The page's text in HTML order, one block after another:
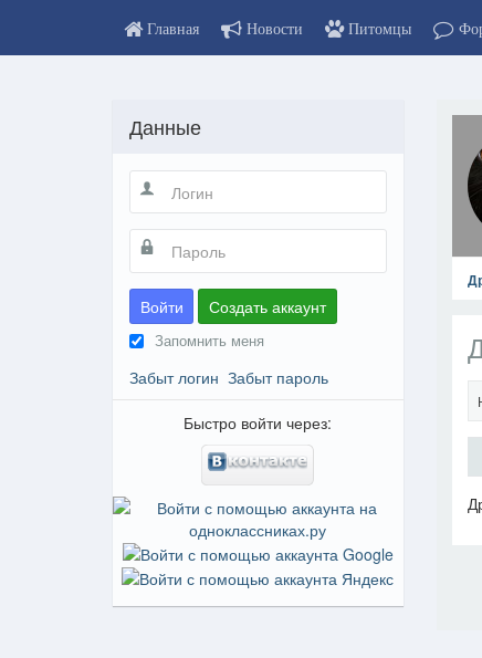
Главная Новости Питомцы
На
Данные
Войти Создать аккаунт
Запомнить меня
Забыт логин Забыт пароль
Быстро войти через: